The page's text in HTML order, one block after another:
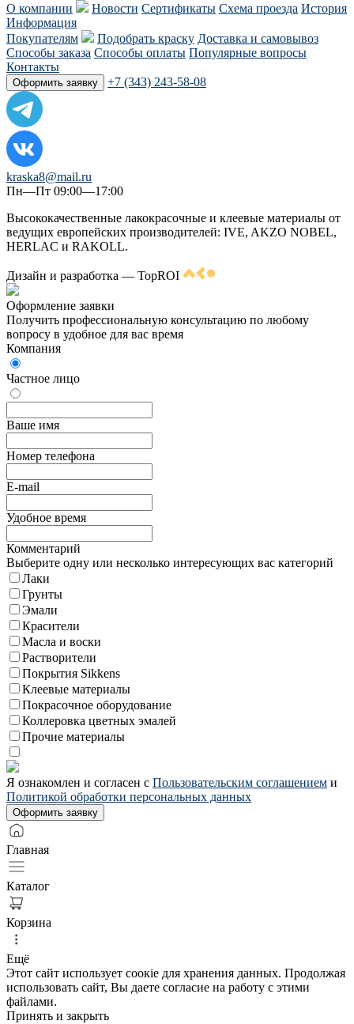
О компании
Новости Сертификаты Схема проезда История
Информация
Покупателям
Подобрать краску Доставка и самовывоз
Способы заказа Способы оплаты Популярные вопросы
Контакты
Оформить заявку +7 (343) 243-58-08
kraska8@mail.ru
Пн—Пт 09:00—17:00
Высококачественные лакокрасочные и клеевые материалы от
ведущих европейских производителей: IVE, AKZO NOBEL,
HERLAC и RAKOLL.
Дизайн и разработка — TopROI
Оформление заявки
Получить профессиональную консультацию по любому
вопросу в удобное для вас время
Компания
Частное лицо
Ваше имя
Номер телефона
E-mail
Удобное время
Комментарий
Выберите одну или несколько интересующих вас категорий
Лаки
Грунты
Эмали
Красители
Масла и воски
Растворители
Покрытия Sikkens
Клеевые материалы
Покрасочное оборудование
Коллеровка цветных эмалей
Прочие материалы
Я ознакомлен и согласен с Пользовательским соглашением и
Политикой обработки персональных данных
Главная
Каталог
Корзина
Ещё
Этот сайт использует соoкіе для хранения данных. Продолжая
использовать сайт, Вы даете согласие на работу с этими
файлами.
Принять и закрыть